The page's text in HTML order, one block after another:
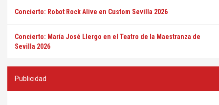
Concierto: Robot Rock Alive en Custom Sevilla 2026
Concierto: María José Llergo en el Teatro de la Maestranza de
Sevilla 2026
Publicidad